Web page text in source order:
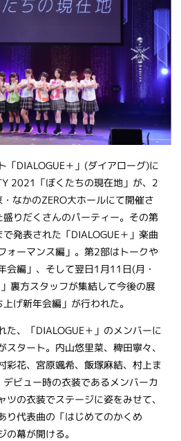
「DIALOGUE＋」(ダイアローグ)に
2021「ぼくたちの現在地」が、2
なかのZERO大ホールにて開催さ
りだくさんのパーティー。その第
発表された「DIALOGUE＋」楽曲
ォーマンス編」。第2部はトークや
会編」、そして翌日1月11日(月・
裏方スタッフが集結して今後の展
げ新年会編」が行われた。
た、「DIALOGUE＋」のメンバーに
タート。内山悠里菜、稗田寧々、
彩花、宮原颯希、飯塚麻結、村上ま
ビュー時の衣装であるメンバーカ
の衣装でステージに姿をみせて、
り代表曲の「はじめてのかくめ
幕が開ける。